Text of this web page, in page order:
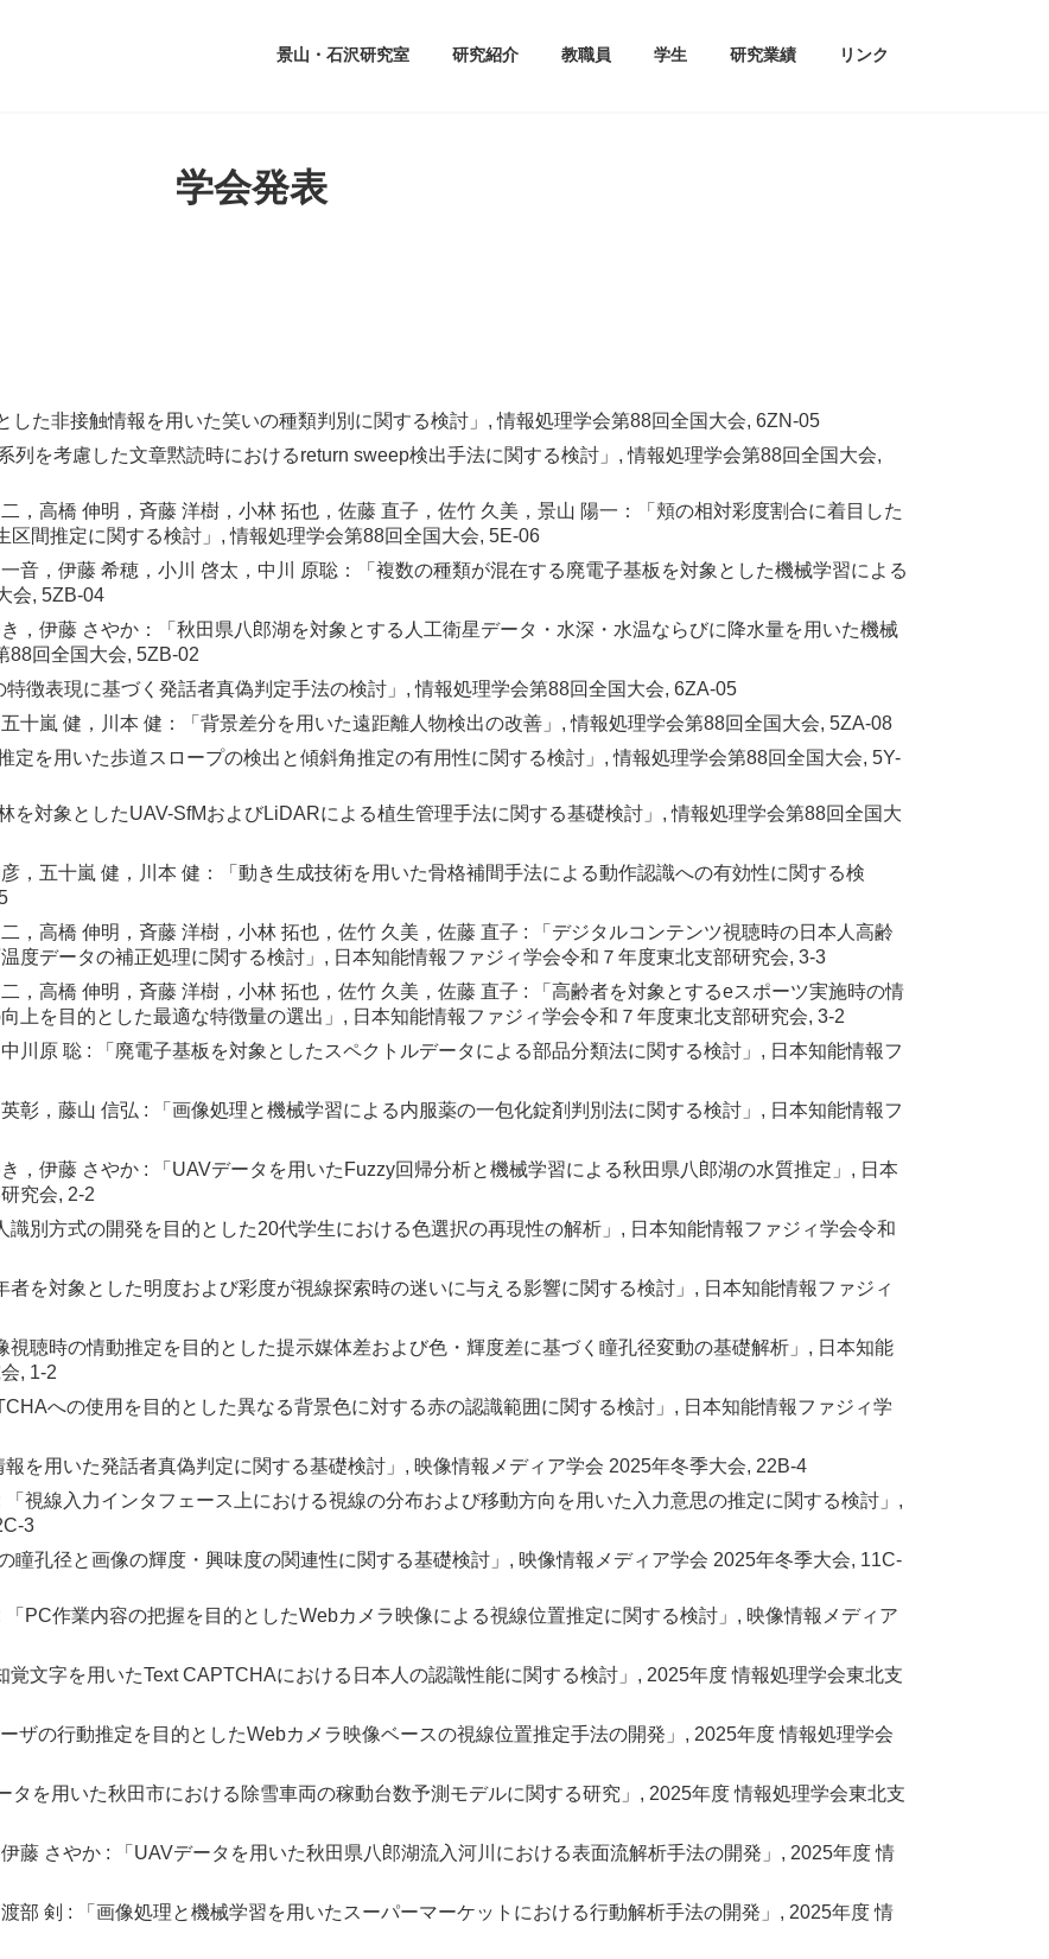
景山・石沢研究室 研究紹介 教職員 学生 研究業績 リンク
学会発表
した非接触情報を用いた笑いの種類判別に関する検討」, 情報処理学会第88回全国大会, 6ZN-05
列を考慮した文章黙読時におけるreturn sweep検出手法に関する検討」, 情報処理学会第88回全国大会,
，高橋 伸明，斉藤 洋樹，小林 拓也，佐藤 直子，佐竹 久美，景山 陽一：「頬の相対彩度割合に着目した
間推定に関する検討」, 情報処理学会第88回全国大会, 5E-06
音，伊藤 希穂，小川 啓太，中川 原聡：「複数の種類が混在する廃電子基板を対象とした機械学習による
会, 5ZB-04
，伊藤 さやか：「秋田県八郎湖を対象とする人工衛星データ・水深・水温ならびに降水量を用いた機械
88回全国大会, 5ZB-02
徴表現に基づく発話者真偽判定手法の検討」, 情報処理学会第88回全国大会, 6ZA-05
十嵐 健，川本 健：「背景差分を用いた遠距離人物検出の改善」, 情報処理学会第88回全国大会, 5ZA-08
定を用いた歩道スロープの検出と傾斜角推定の有用性に関する検討」, 情報処理学会第88回全国大会, 5Y-
を対象としたUAV-SfMおよびLiDARによる植生管理手法に関する基礎検討」, 情報処理学会第88回全国大
，五十嵐 健，川本 健：「動き生成技術を用いた骨格補間手法による動作認識への有効性に関する検
，高橋 伸明，斉藤 洋樹，小林 拓也，佐竹 久美，佐藤 直子 : 「デジタルコンテンツ視聴時の日本人高齢
度データの補正処理に関する検討」, 日本知能情報ファジィ学会令和７年度東北支部研究会, 3-3
，高橋 伸明，斉藤 洋樹，小林 拓也，佐竹 久美，佐藤 直子 : 「高齢者を対象とするeスポーツ実施時の情
上を目的とした最適な特徴量の選出」, 日本知能情報ファジィ学会令和７年度東北支部研究会, 3-2
川原 聡 : 「廃電子基板を対象としたスペクトルデータによる部品分類法に関する検討」, 日本知能情報フ
彰，藤山 信弘 : 「画像処理と機械学習による内服薬の一包化錠剤判別法に関する検討」, 日本知能情報フ
，伊藤 さやか : 「UAVデータを用いたFuzzy回帰分析と機械学習による秋田県八郎湖の水質推定」, 日本
究会, 2-2
識別方式の開発を目的とした20代学生における色選択の再現性の解析」, 日本知能情報ファジィ学会令和
を対象とした明度および彩度が視線探索時の迷いに与える影響に関する検討」, 日本知能情報ファジィ
視聴時の情動推定を目的とした提示媒体差および色・輝度差に基づく瞳孔径変動の基礎解析」, 日本知能
, 1-2
への使用を目的とした異なる背景色に対する赤の認識範囲に関する検討」, 日本知能情報ファジィ学
を用いた発話者真偽判定に関する基礎検討」, 映像情報メディア学会 2025年冬季大会, 22B-4
視線入力インタフェース上における視線の分布および移動方向を用いた入力意思の推定に関する検討」,
3
瞳孔径と画像の輝度・興味度の関連性に関する基礎検討」, 映像情報メディア学会 2025年冬季大会, 11C-
PC作業内容の把握を目的としたWebカメラ映像による視線位置推定に関する検討」, 映像情報メディア
覚文字を用いたText CAPTCHAにおける日本人の認識性能に関する検討」, 2025年度 情報処理学会東北支
ザの行動推定を目的としたWebカメラ映像ベースの視線位置推定手法の開発」, 2025年度 情報処理学会
タを用いた秋田市における除雪車両の稼動台数予測モデルに関する研究」, 2025年度 情報処理学会東北支
藤 さやか : 「UAVデータを用いた秋田県八郎湖流入河川における表面流解析手法の開発」, 2025年度 情
部 剣 : 「画像処理と機械学習を用いたスーパーマーケットにおける行動解析手法の開発」, 2025年度 情